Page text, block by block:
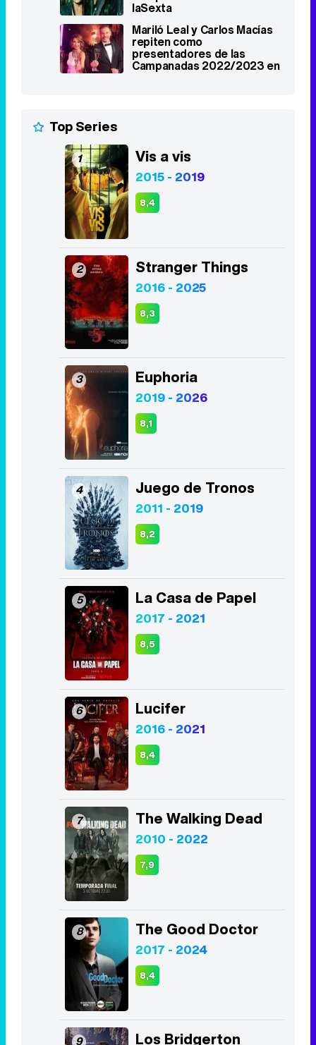
Top Series
1 Vis a vis
2 Stranger Things
2016 - 2025
8,3
3 Euphoria
2019 - 2026
8,1
4 Juego de Tronos
2011 - 2019
8,2
5 La Casa de Papel
2017 - 2021
8,5
6 Lucifer
2016 - 2021
8,4
7 The Walking Dead
2010 - 2022
7,9
8 The Good Doctor
2017 - 2024
8,4
9 Los Bridgerton
2020 - Act
8,2